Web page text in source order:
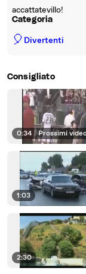
accattatevillo!
Categoria
🎈 Divertenti
Consigliato
0:34 | Prossimi
1:03
2:30